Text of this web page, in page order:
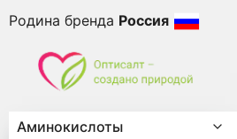
Родина бренда Россия
Аминокислоты